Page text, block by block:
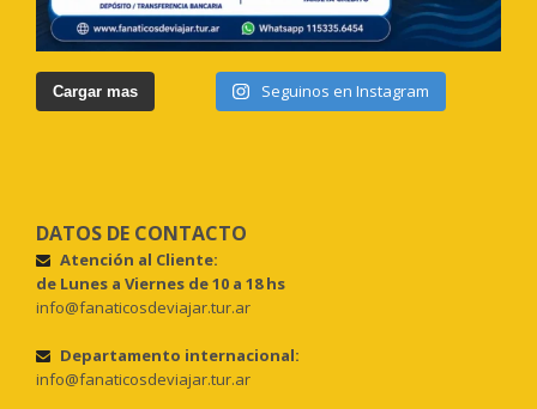
Cargar mas Seguinos en Instagram
DATOS DE CONTACTO
Atención al Cliente:
de Lunes a Viernes de 10 a 18 hs
info@fanaticosdeviajar.tur.ar
Departamento internacional:
info@fanaticosdeviajar.tur.ar